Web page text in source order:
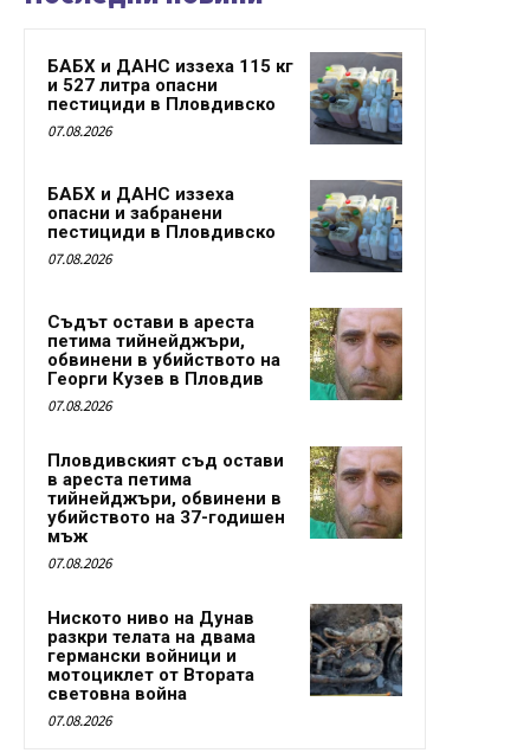
БАБХ и ДАНС иззеха 115 кг
и 527 литра опасни
пестициди в Пловдивско
07.08.2026
БАБХ и ДАНС иззеха
опасни и забранени
пестициди в Пловдивско
07.08.2026
Съдът остави в ареста
петима тийнейджъри,
обвинени в убийството на
Георги Кузев в Пловдив
07.08.2026
Пловдивският съд остави
в ареста петима
тийнейджъри, обвинени в
убийството на 37-годишен
мъж
07.08.2026
Ниското ниво на Дунав
разкри телата на двама
германски войници и
мотоциклет от Втората
световна война
07.08.2026